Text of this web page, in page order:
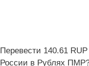
Перевести 140.61
России в Рублях